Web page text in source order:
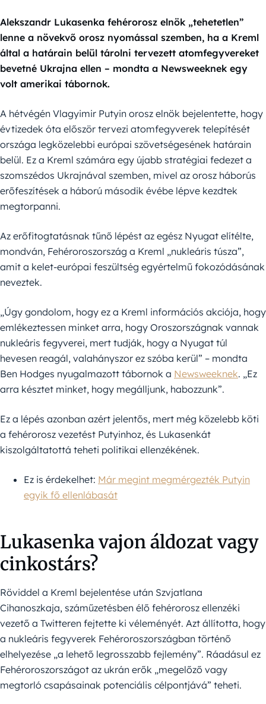
Alekszandr Lukasenka fehérorosz elnök „tehetetlen”
lenne a növekvő orosz nyomással szemben, ha a Kreml
által a határain belül tárolni tervezett atomfegyvereket
bevetné Ukrajna ellen – mondta a Newsweeknek egy
volt amerikai tábornok.
A hétvégén Vlagyimir Putyin orosz elnök bejelentette, hogy
évtizedek óta először tervezi atomfegyverek telepítését
országa legközelebbi európai szövetségesének határain
belül. Ez a Kreml számára egy újabb stratégiai fedezet a
szomszédos Ukrajnával szemben, mivel az orosz háborús
erőfeszítések a háború második évébe lépve kezdtek
megtorpanni.
Az erőfitogtatásnak tűnő lépést az egész Nyugat elítélte,
mondván, Fehéroroszország a Kreml „nukleáris túsza”,
amit a kelet-európai feszültség egyértelmű fokozódásának
neveztek.
„Úgy gondolom, hogy ez a Kreml információs akciója, hogy
emlékeztessen minket arra, hogy Oroszországnak vannak
nukleáris fegyverei, mert tudják, hogy a Nyugat túl
hevesen reagál, valahányszor ez szóba kerül” – mondta
Ben Hodges nyugalmazott tábornok a Newsweeknek. „Ez
arra késztet minket, hogy megálljunk, habozzunk”.
Ez a lépés azonban azért jelentős, mert még közelebb köti
a fehérorosz vezetést Putyinhoz, és Lukasenkát
kiszolgáltatottá teheti politikai ellenzékének.
Ez is érdekelhet: Már megint megmérgezték Putyin
egyik fő ellenlábasát
Lukasenka vajon áldozat vagy
cinkostárs?
Röviddel a Kreml bejelentése után Szvjatlana
Cihanoszkaja, száműzetésben élő fehérorosz ellenzéki
vezető a Twitteren fejtette ki véleményét. Azt állította, hogy
a nukleáris fegyverek Fehéroroszországban történő
elhelyezése „a lehető legrosszabb fejlemény”. Ráadásul ez
Fehéroroszországot az ukrán erők „megelőző vagy
megtorló csapásainak potenciális célpontjává” teheti.